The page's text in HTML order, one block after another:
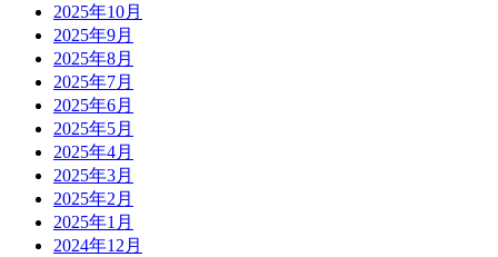
2025年10月
2025年9月
2025年8月
2025年7月
2025年6月
2025年5月
2025年4月
2025年3月
2025年2月
2025年1月
2024年12月